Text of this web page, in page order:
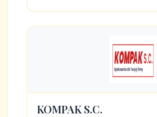
KOMPAK S.C.